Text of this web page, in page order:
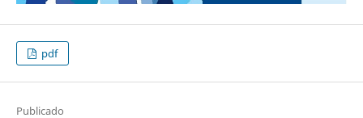
pdf
Publicado